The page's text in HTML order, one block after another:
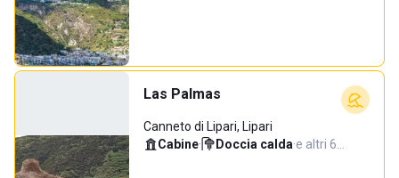
Las Palmas
Canneto di Lipari, Lipari
Cabine· Doccia calda·e altri 6…